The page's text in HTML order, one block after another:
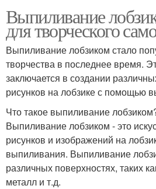
Выпиливание
для творческого
Выпиливание лобзиком стало
творчества в последнее время.
заключается в создании
рисунков на лобзике с помощью
Что такое выпиливание
Выпиливание лобзиком - это
рисунков и изображений на
выпиливания. Выпиливание
различных поверхностях, таких
металл и т.д.